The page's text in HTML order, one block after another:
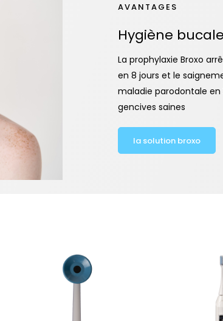
AVANTAGES
Hygiène
La prophylaxie Broxo
en 8 jours et le
maladie parodontale en
gencives saines
la solution broxo